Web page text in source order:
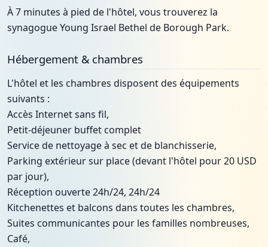
À 7 minutes à pied de l'hôtel, vous trouverez la
synagogue Young Israel Bethel de Borough Park.
Hébergement & chambres
L'hôtel et les chambres disposent des équipements
suivants :
Accès Internet sans fil,
Petit-déjeuner buffet complet
Service de nettoyage à sec et de blanchisserie,
Parking extérieur sur place (devant l'hôtel pour 20 USD
par jour),
Réception ouverte 24h/24, 24h/24
Kitchenettes et balcons dans toutes les chambres,
Suites communicantes pour les familles nombreuses,
Café,